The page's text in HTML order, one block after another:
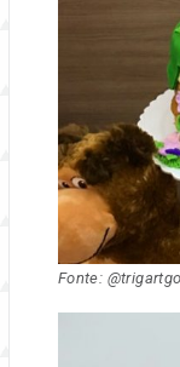
Fonte: